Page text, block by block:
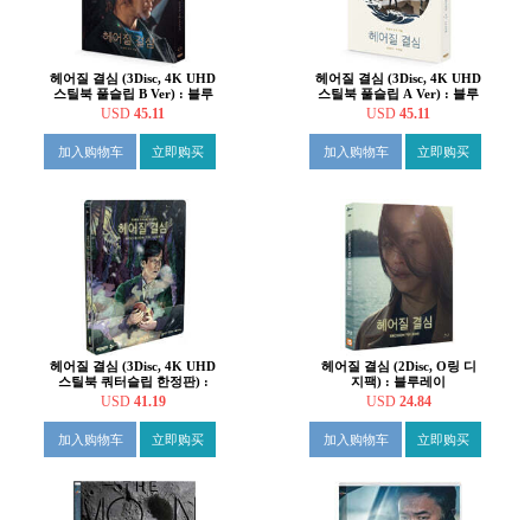
헤어질 결심 (3Disc, 4K UHD
스틸북 풀슬립 B Ver) : 블루
레이
USD 45.11
加入购物车 立即购买
헤어질 결심 (3Disc, 4K UHD
스틸북 풀슬립 A Ver) : 블루
레이
USD 45.11
加入购物车 立即购买
헤어질 결심 (3Disc, 4K UHD
스틸북 쿼터슬립 한정판) :
블루레이
USD 41.19
加入购物车 立即购买
헤어질 결심 (2Disc, O링 디
지팩) : 블루레이
USD 24.84
加入购物车 立即购买